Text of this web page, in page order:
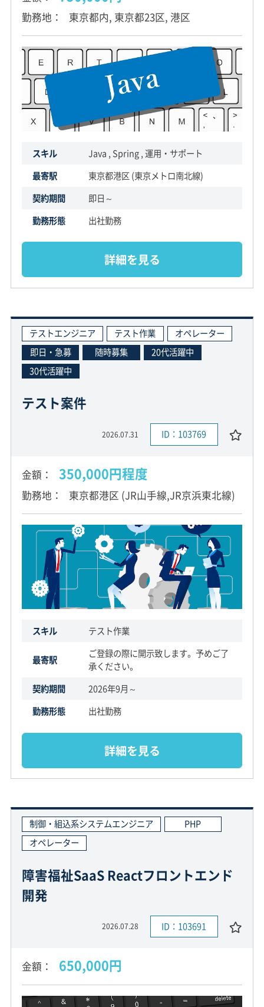
勤務地 東京都内, 東京都23区, 港区
スキル
Java , Spring , 運用・サポート
最寄駅
東京都港区 (東京メトロ南北線)
契約期間
即日～
勤務形態
出社勤務
詳細を見る
テストエンジニア テスト作業
オペレーター
即日・急募
随時募集
20代活躍中
30代活躍中
テスト案件
2026.07.31 ID：103769
金額 350,000円程度
勤務地 東京都港区 (JR山手線,JR京浜東北線)
スキル テスト作業
最寄駅
ご登録の際に開示致します。予めご了
承ください。
契約期間
2026年9月～
勤務形態
出社勤務
詳細を見る
制御・組込系システムエンジニア
PHP
オペレーター
障害福祉SaaS Reactフロントエンド
開発
2026.07.28 ID：103691
金額 650,000円